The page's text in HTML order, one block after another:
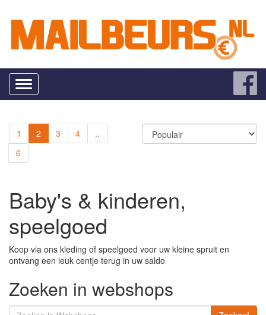
Toggle
navigation
1 2 3 4
..
6
Baby's & kinderen,
speelgoed
Koop via ons kleding of speelgoed voor uw kleine spruit en
ontvang een leuk centje terug in uw saldo
Zoeken in webshops